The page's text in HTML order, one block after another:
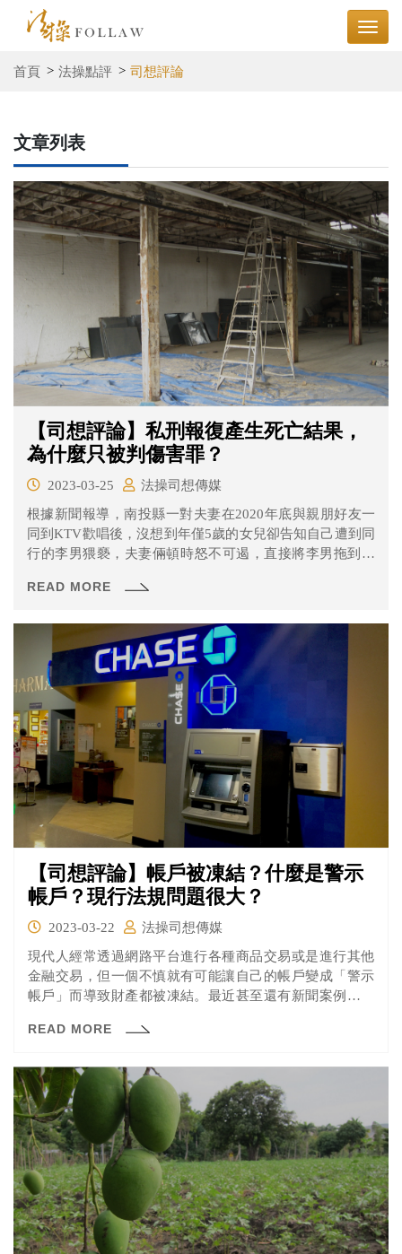
首頁 法操點評 司想評論
文章列表
【司想評論】私刑報復產生死亡結果，
為什麼只被判傷害罪？
2023-03-25
法操司想傳媒
根據新聞報導，南投縣一對夫妻在2020年底與親朋好友一
同到KTV歡唱後，沒想到年僅5歲的女兒卻告知自己遭到同
行的李男猥褻，夫妻倆頓時怒不可遏，直接將李男拖到店
天後休克死亡。
READ MORE
【司想評論】帳戶被凍結？什麼是警示
帳戶？現行法規問題很大？
2023-03-22
法操司想傳媒
現代人經常透過網路平台進行各種商品交易或是進行其他
金融交易，但一個不慎就有可能讓自己的帳戶變成「警示
帳戶」而導致財產都被凍結。最近甚至還有新聞案例是行
導致所有財產都無法使用的問題。
READ MORE